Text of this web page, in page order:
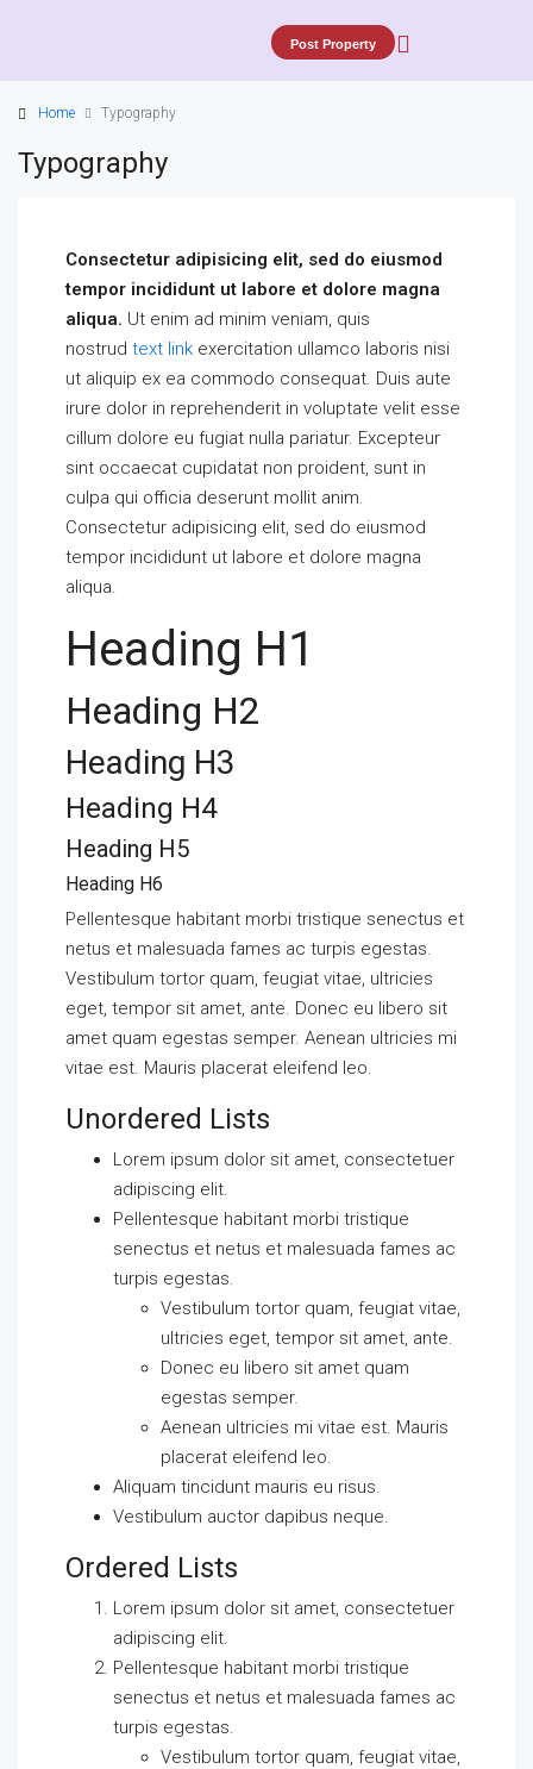
Post Property
Home Typography
Typography
Consectetur adipisicing elit, sed do eiusmod
tempor incididunt ut labore et dolore magna
aliqua. Ut enim ad minim veniam, quis
nostrud text link exercitation ullamco laboris nisi
ut aliquip ex ea commodo consequat. Duis aute
irure dolor in reprehenderit in voluptate velit esse
cillum dolore eu fugiat nulla pariatur. Excepteur
sint occaecat cupidatat non proident, sunt in
culpa qui officia deserunt mollit anim.
Consectetur adipisicing elit, sed do eiusmod
tempor incididunt ut labore et dolore magna
aliqua.
Heading H1
Heading H2
Heading H3
Heading H4
Heading H5
Heading H6
Pellentesque habitant morbi tristique senectus et
netus et malesuada fames ac turpis egestas.
Vestibulum tortor quam, feugiat vitae, ultricies
eget, tempor sit amet, ante. Donec eu libero sit
amet quam egestas semper. Aenean ultricies mi
vitae est. Mauris placerat eleifend leo.
Unordered Lists
Lorem ipsum dolor sit amet, consectetuer
adipiscing elit.
Pellentesque habitant morbi tristique
senectus et netus et malesuada fames ac
turpis egestas.
Vestibulum tortor quam, feugiat vitae,
ultricies eget, tempor sit amet, ante.
Donec eu libero sit amet quam
egestas semper.
Aenean ultricies mi vitae est. Mauris
placerat eleifend leo.
Aliquam tincidunt mauris eu risus.
Vestibulum auctor dapibus neque.
Ordered Lists
Lorem ipsum dolor sit amet, consectetuer
adipiscing elit.
Pellentesque habitant morbi tristique
senectus et netus et malesuada fames ac
turpis egestas.
Vestibulum tortor quam, feugiat vitae,